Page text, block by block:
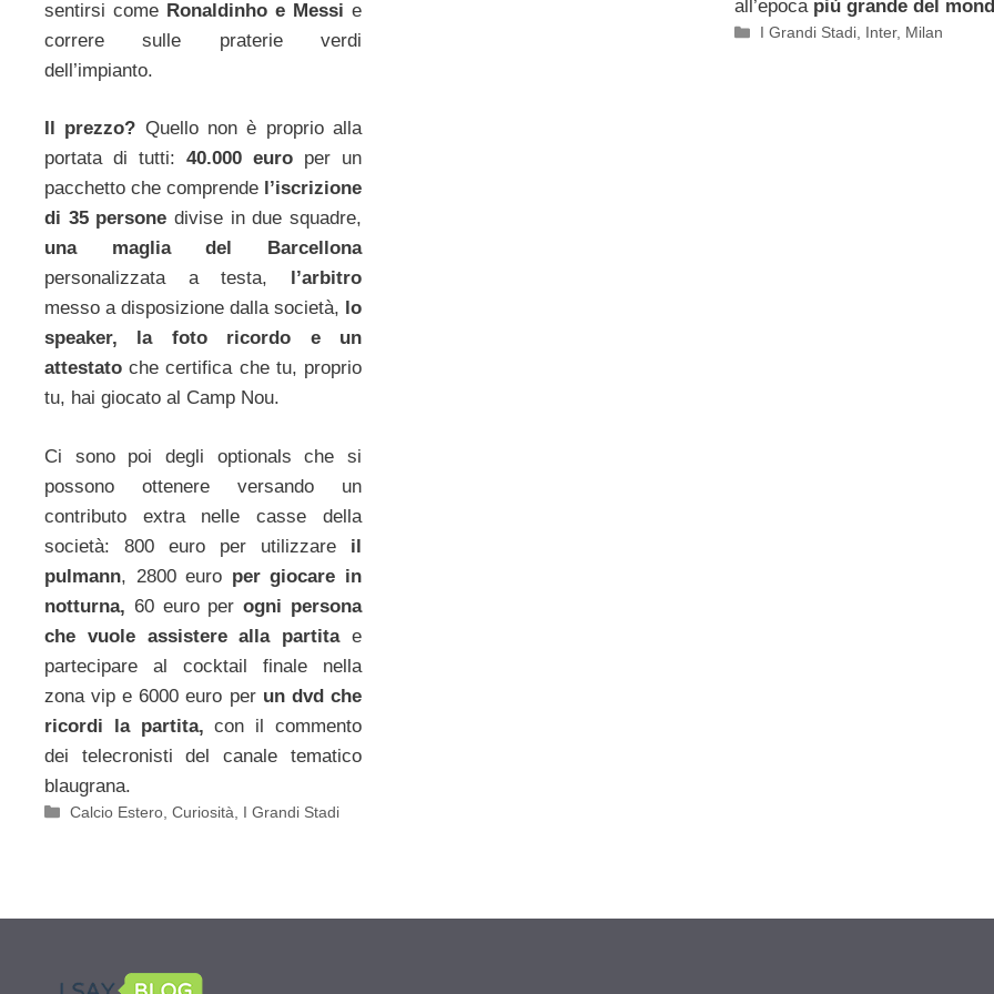
all’epoca più grande del
Categorie
I Grandi Stadi, Inter, Milan
sentirsi come Ronaldinho e Messi e
correre sulle praterie verdi
dell’impianto.
Il prezzo? Quello non è proprio alla
portata di tutti: 40.000 euro per un
pacchetto che comprende l’iscrizione
di 35 persone divise in due squadre,
una maglia del Barcellona
personalizzata a testa, l’arbitro
messo a disposizione dalla società, lo
speaker, la foto ricordo e un
attestatoche certifica che tu, proprio
tu, hai giocato al Camp Nou.
Ci sono poi degli optionals che si
possono ottenere versando un
contributo extra nelle casse della
società: 800 euro per utilizzare il
pulmann, 2800 euro per giocare in
notturna, 60 euro perogni persona
che vuole assistere alla partitae
partecipare al cocktail finale nella
zona vip e 6000 euro per un dvd che
ricordi la partita, con il commento
dei telecronisti del canale tematico
blaugrana.
Categorie
Calcio Estero ,Curiosità I Grandi Stadi